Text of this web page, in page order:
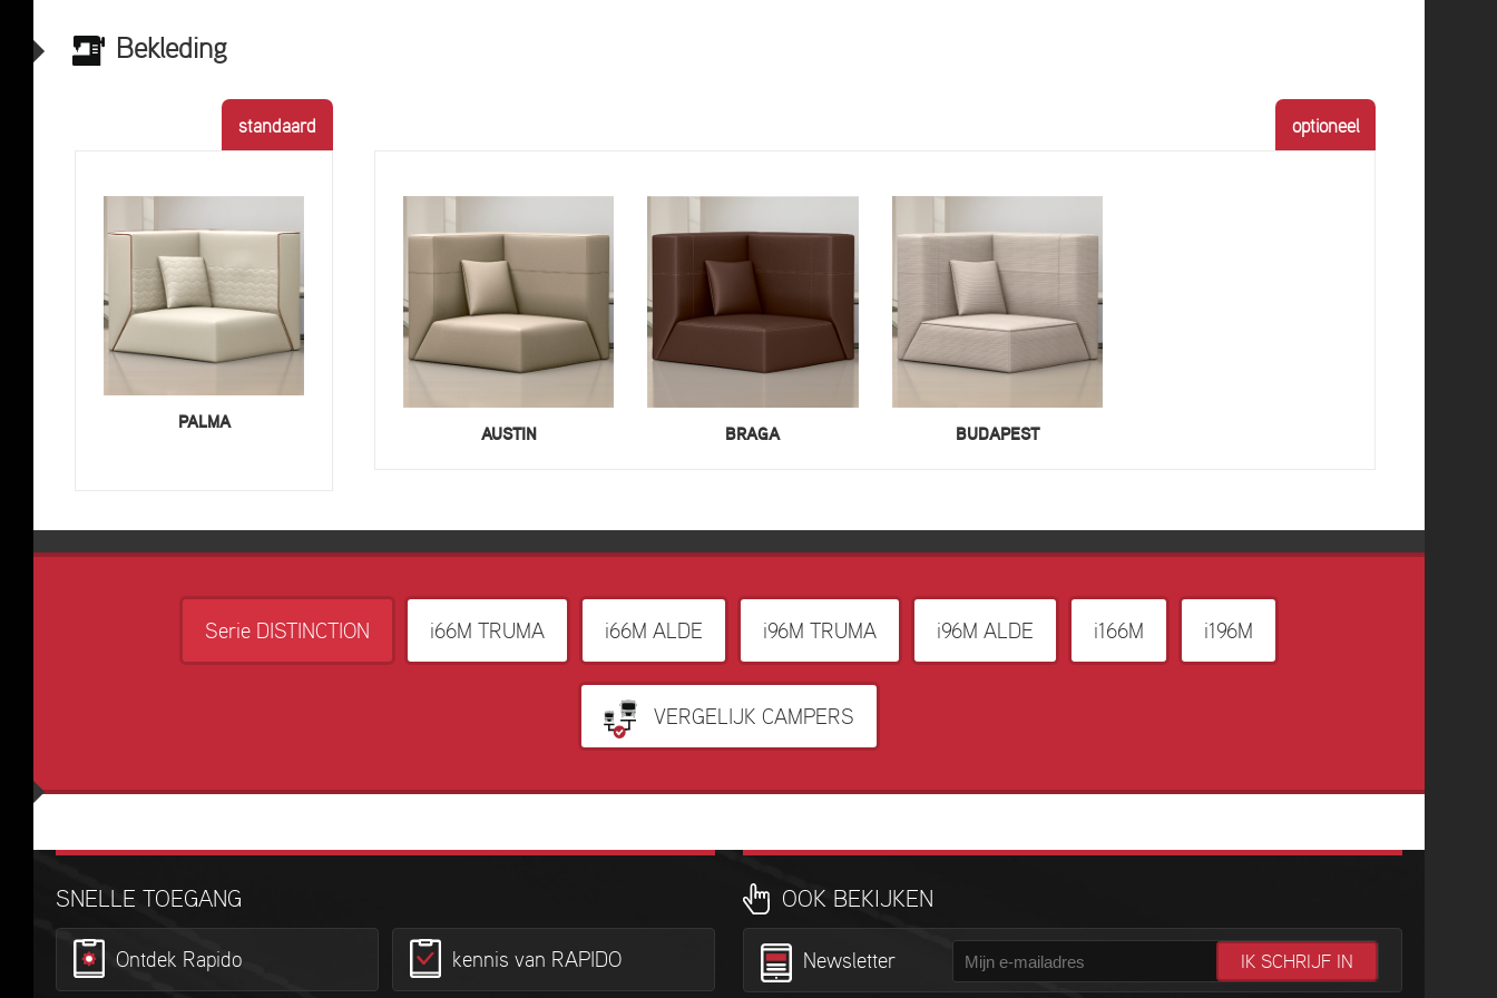
Bekleding
standaard
PALMA
optioneel
AUSTIN BRAGA BUDAPEST
Serie DISTINCTION i66M TRUMA i66M ALDE i96M TRUMA i96M ALDE i166M i196M
VERGELIJK CAMPERS
SNELLE TOEGANG
Ontdek Rapido kennis van RAPIDO
OOK BEKIJKEN
Newsletter